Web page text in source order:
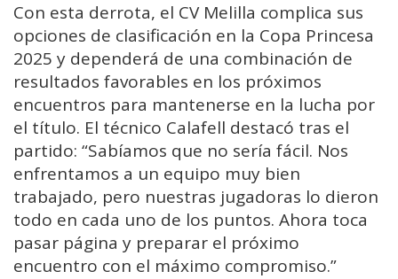
Con esta derrota, el CV Melilla complica sus
opciones de clasificación en la Copa Princesa
2025 y dependerá de una combinación de
resultados favorables en los próximos
encuentros para mantenerse en la lucha por
el título. El técnico Calafell destacó tras el
partido: “Sabíamos que no sería fácil. Nos
enfrentamos a un equipo muy bien
trabajado, pero nuestras jugadoras lo dieron
todo en cada uno de los puntos. Ahora toca
pasar página y preparar el próximo
encuentro con el máximo compromiso.”